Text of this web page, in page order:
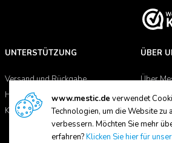
UNTERSTÜTZUNG
Versand und Rückgabe
Handbücher
Kontakt
ÜBER
Über
www.mestic.de verwendet
Technologien, um die Website zu
verbessern. Möchten Sie mehr
erfahren?Klicken Sie hier für